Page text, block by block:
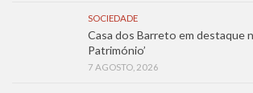
SOCIEDADE
Casa dos Barreto em destaque
Património’
7 AGOSTO, 2026